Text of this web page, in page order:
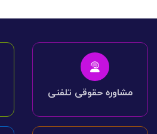
مشاوره حقوقی تلفنی